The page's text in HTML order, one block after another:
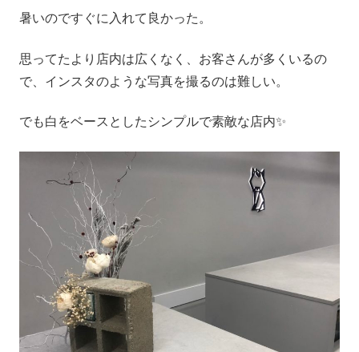
暑いのですぐに入れて良かった。
思ってたより店内は広くなく、お客さんが多くいるの
で、インスタのような写真を撮るのは難しい。
でも白をベースとしたシンプルで素敵な店内✨